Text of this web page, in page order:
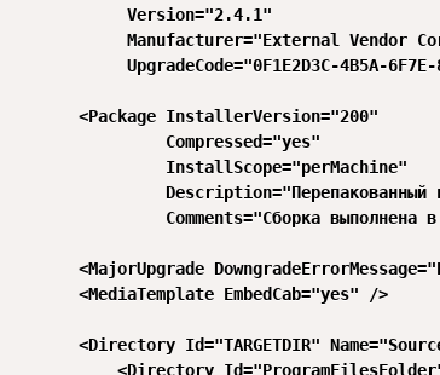
             Version="2.4.1"
Manufacturer="External Vendor
UpgradeCode="0F1E2D3C-4B5A-
        <Package InstallerVersion="200"
                 Compressed="yes"
                 InstallScope="perMachine"
Description="Перепакованный
Comments="Сборка выполнена
<MajorUpgrade
        <MediaTemplate EmbedCab="yes" />
<Directory Id="TARGETDIR"
<Directory